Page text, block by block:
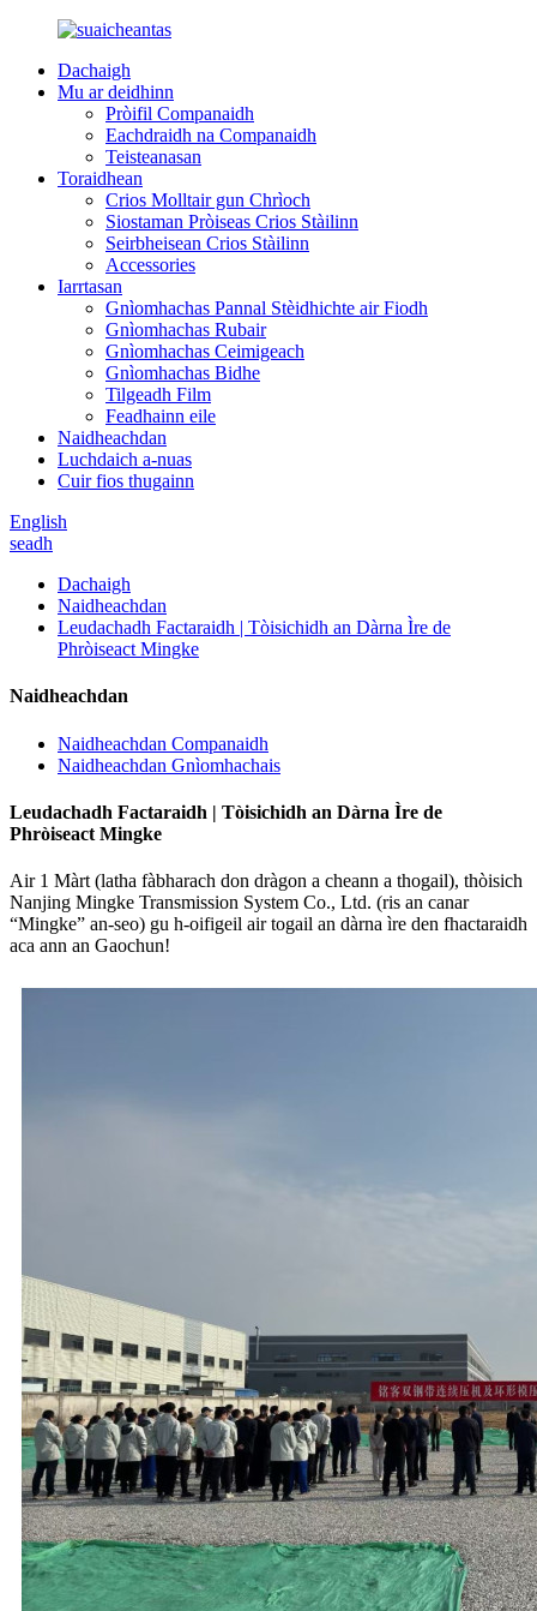
Dachaigh
Mu ar deidhinn
Pròifil Companaidh
Eachdraidh na Companaidh
Teisteanasan
Toraidhean
Crios Molltair gun Chrìoch
Siostaman Pròiseas Crios Stàilinn
Seirbheisean Crios Stàilinn
Accessories
Iarrtasan
Gnìomhachas Pannal Stèidhichte air Fiodh
Gnìomhachas Rubair
Gnìomhachas Ceimigeach
Gnìomhachas Bidhe
Tilgeadh Film
Feadhainn eile
Naidheachdan
Luchdaich a-nuas
Cuir fios thugainn
English
seadh
Dachaigh
Naidheachdan
Leudachadh Factaraidh | Tòisichidh an Dàrna Ìre de
Phròiseact Mingke
Naidheachdan
Naidheachdan Companaidh
Naidheachdan Gnìomhachais
Leudachadh Factaraidh | Tòisichidh an Dàrna Ìre de
Phròiseact Mingke
Air 1 Màrt (latha fàbharach don dràgon a cheann a thogail), thòisich
Nanjing Mingke Transmission System Co., Ltd. (ris an canar
“Mingke” an-seo) gu h-oifigeil air togail an dàrna ìre den fhactaraidh
aca ann an Gaochun!